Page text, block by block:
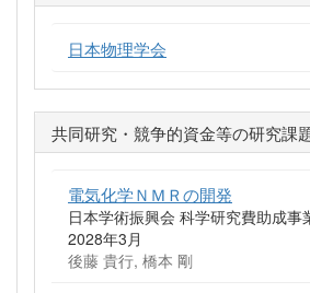
日本物理学会
共同研究・競争的資金等の研究課
電気化学ＮＭＲの開発
日本学術振興会 科学研究費助成事
2028年3月
後藤 貴行, 橋本 剛